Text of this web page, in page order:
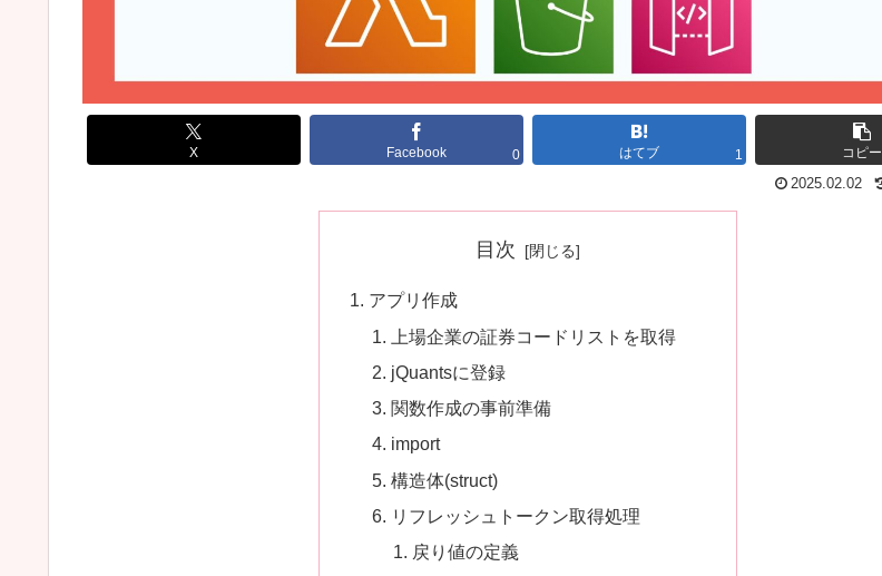
X Facebook 0 はてブ 1 コピー
2025.02.02
目次
アプリ作成
上場企業の証券コードリストを取得
jQuantsに登録
関数作成の事前準備
import
構造体(struct)
リフレッシュトークン取得処理
戻り値の定義